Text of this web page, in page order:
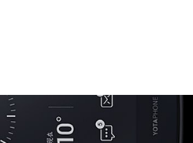
3.4A USB 充電器付き電源タップ